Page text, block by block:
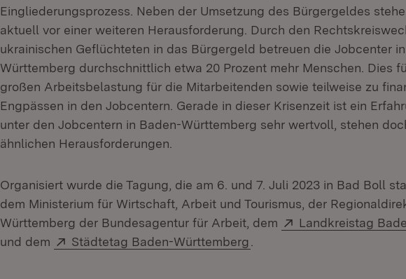
Eingliederungsprozess. Neben der Umsetzung des Bürgergeldes
aktuell vor einer weiteren Herausforderung. Durch den
ukrainischen Geflüchteten in das Bürgergeld betreuen die Jobcenter
Württemberg durchschnittlich etwa 20 Prozent mehr Menschen. Dies
großen Arbeitsbelastung für die Mitarbeitenden sowie teilweise zu
Engpässen in den Jobcentern. Gerade in dieser Krisenzeit ist ein
unter den Jobcentern in Baden-Württemberg sehr wertvoll, stehen
ähnlichen Herausforderungen.
Organisiert wurde die Tagung, die am 6. und 7. Juli 2023 in Bad Boll
dem Ministerium für Wirtschaft, Arbeit und Tourismus, der
Württemberg der Bundesagentur für Arbeit, dem
Extern:
Landkreistag
und dem
Extern:
Städtetag Baden-Württemberg